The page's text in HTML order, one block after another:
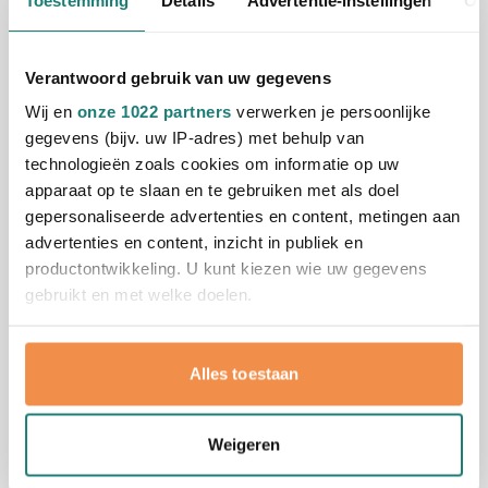
Verantwoord gebruik van uw gegevens
Wij en onze 1022 partners verwerken je persoonlijke
gegevens (bijv. uw IP-adres) met behulp van
technologieën zoals cookies om informatie op uw
apparaat op te slaan en te gebruiken met als doel
gepersonaliseerde advertenties en content, metingen aan
advertenties en content, inzicht in publiek en
productontwikkeling. U kunt kiezen wie uw gegevens
gebruikt en met welke doelen.
Als u het toestaat, willen we ook graag:
Informatie verzamelen over uw geografische
locatie, die tot een paar meter nauwkeurig kan zijn
scannen op specifieke eigenschappen (fingerprinting)
Alles toestaan
Weigeren
jongleerballen
Benieuwd hoe jouw logo er uitziet op de Closh
voorbeeld aan. Met onze 45 jaar ervaring in het
bedrukken van relatiegeschenken weten we precies
hoe we je logo optimaal tot zijn recht laten komen.
Neem vandaag nog contact op voor een offerte op
maat en ontdek hoe snel we je bestelling kunnen
leveren.
Lees meer
Specificaties
Productnummer
8202700
Gewicht
Materiaal
Kunststof, PP, PVC
5.1 cm (b)
Diameter
5.1 cm